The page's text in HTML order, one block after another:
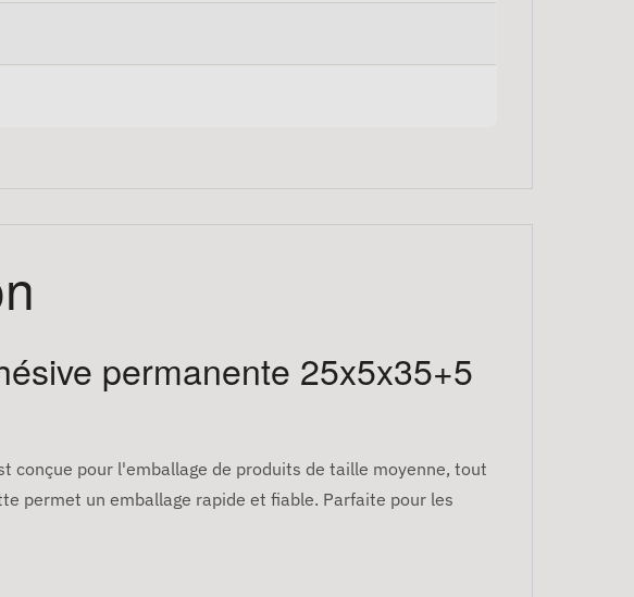
permanente 25x5x35+5
conçue pour l'emballage de produits de taille moyenne, tout
permet un emballage rapide et fiable. Parfaite pour les